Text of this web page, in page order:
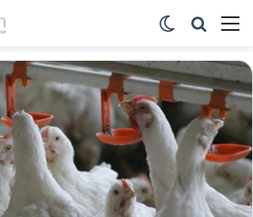
Switch skin